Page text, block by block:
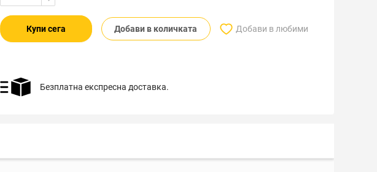
Купи сега Добави в количката Добави в любими
Безплатна експресна доставка.